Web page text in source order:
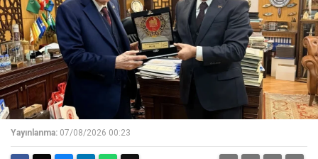
Yayınlanma: 07/08/2026 00:23